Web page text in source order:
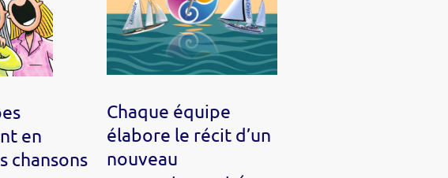
en
chansons
Chaque équipe
élabore le récit d’un
nouveau